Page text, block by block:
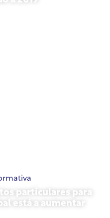
particulares para
está a aumentar